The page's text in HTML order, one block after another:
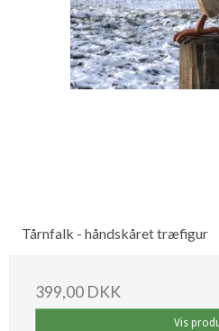
Tårnfalk - håndskåret træfigur
399,00 DKK
Vis